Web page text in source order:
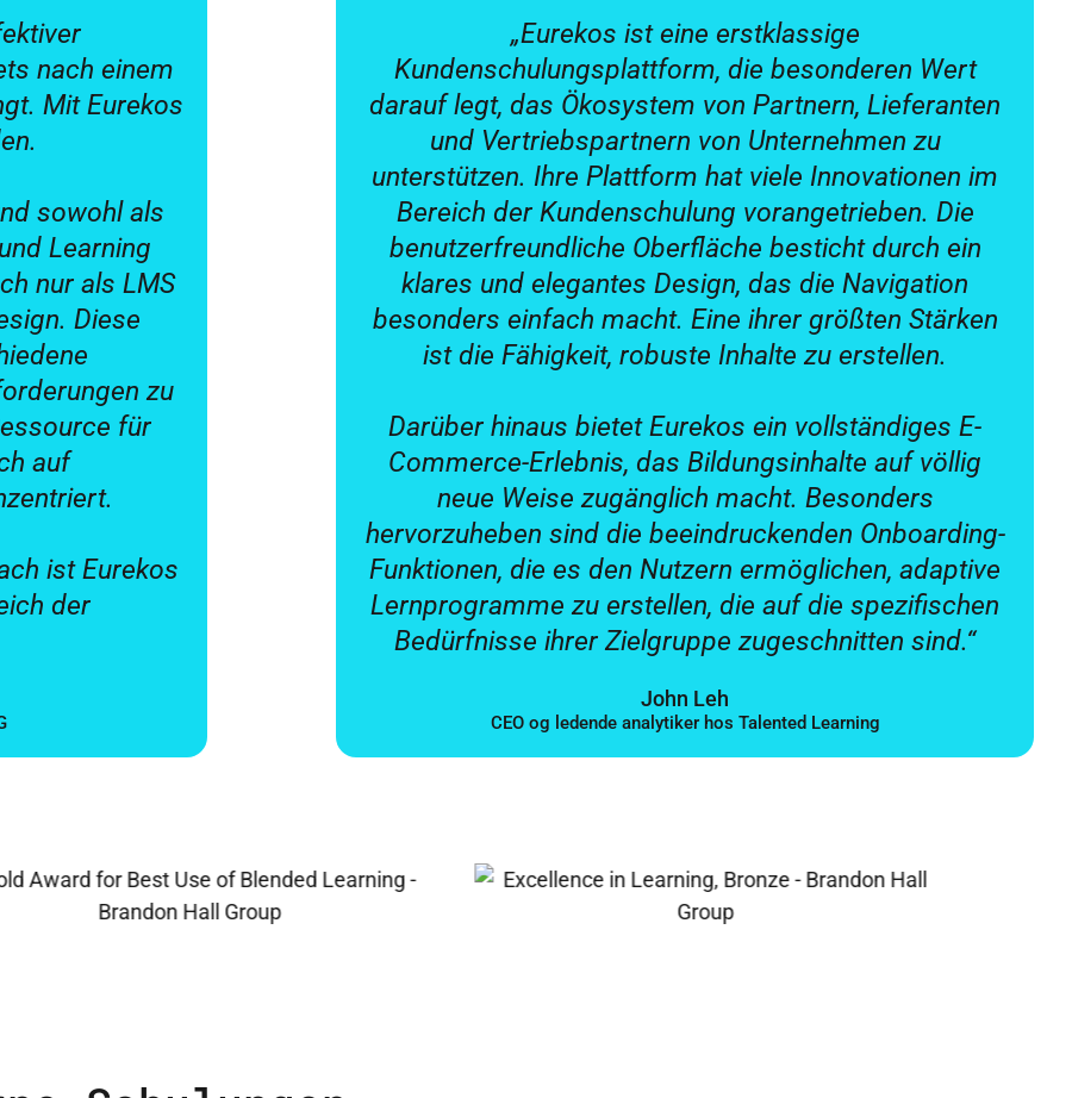
nach einem
Mit Eurekos
sowohl als
Learning
nur als LMS
Diese
zu
für
auf
ist Eurekos
der
„Eurekos ist eine erstklassige
Kundenschulungsplattform, die besonderen Wert
darauf legt, das Ökosystem von Partnern, Lieferanten
und Vertriebspartnern von Unternehmen zu
unterstützen. Ihre Plattform hat viele Innovationen im
Bereich der Kundenschulung vorangetrieben. Die
benutzerfreundliche Oberfläche besticht durch ein
klares und elegantes Design, das die Navigation
besonders einfach macht. Eine ihrer größten Stärken
ist die Fähigkeit, robuste Inhalte zu erstellen.
Darüber hinaus bietet Eurekos ein vollständiges E-
Commerce-Erlebnis, das Bildungsinhalte auf völlig
neue Weise zugänglich macht. Besonders
hervorzuheben sind die beeindruckenden Onboarding-
Funktionen, die es den Nutzern ermöglichen, adaptive
Lernprogramme zu erstellen, die auf die spezifischen
Bedürfnisse ihrer Zielgruppe zugeschnitten sind.“
John Leh
CEO og ledende analytiker hos Talented Learning